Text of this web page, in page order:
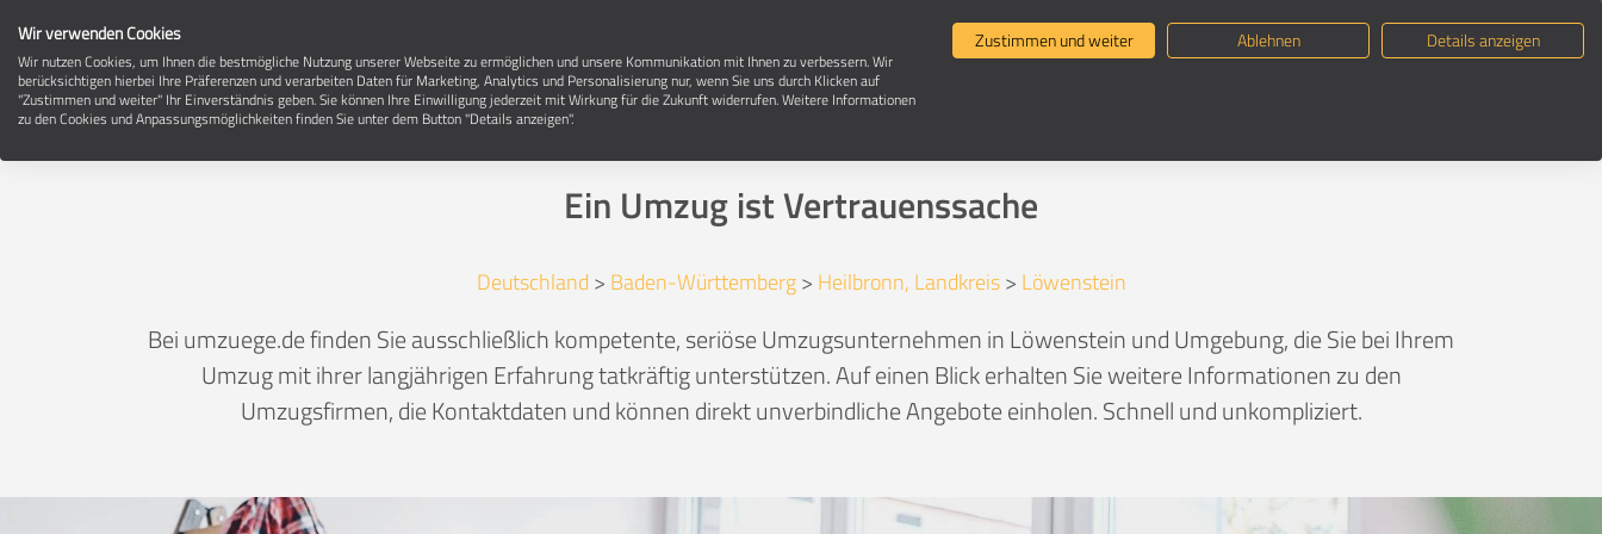
Umzugsunternehmen suchen Umzugsratgeber
Umzugsunternehmen in 74245 Löwenstein
Ein Umzug ist Vertrauenssache
Deutschland > Baden-Württemberg> Heilbronn, Landkreis> Löwenstein
Bei umzuege.de finden Sie ausschließlich kompetente, seriöse Umzugsunternehmen in Löwenstein und Umgebung, die Sie bei Ihrem
Umzug mit ihrer langjährigen Erfahrung tatkräftig unterstützen. Auf einen Blick erhalten Sie weitere Informationen zu den
Umzugsfirmen, die Kontaktdaten und können direkt unverbindliche Angebote einholen. Schnell und unkompliziert.
Wir verwenden Cookies
Wir nutzen Cookies, um Ihnen die bestmögliche Nutzung unserer Webseite zu ermöglichen und unsere Kommunikation mit Ihnen zu verbessern. Wir
berücksichtigen hierbei Ihre Präferenzen und verarbeiten Daten für Marketing, Analytics und Personalisierung nur, wenn Sie uns durch Klicken auf
"Zustimmen und weiter" Ihr Einverständnis geben. Sie können Ihre Einwilligung jederzeit mit Wirkung für die Zukunft widerrufen. Weitere Informationen
zu den Cookies und Anpassungsmöglichkeiten finden Sie unter dem Button "Details anzeigen".
Zustimmen und weiter Ablehnen Details anzeigen